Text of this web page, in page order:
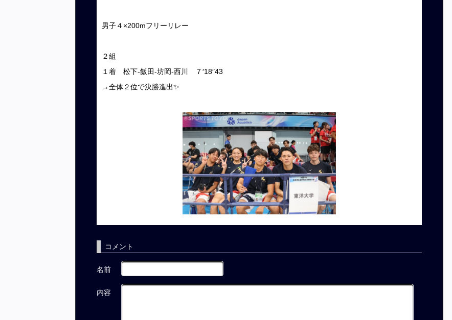
男子４×200mフリーリレー
２組
１着 松下-飯田-坊岡-西川 ７′18″43
→全体２位で決勝進出✨
コメント
名前
内容